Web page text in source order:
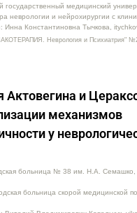
государственный медицинский
неврологии и нейрохирургии c
Инна Константиновна Тычкова,
Неврология и Психиатрия" №2
Актовегина и
механизмов
у
больница № 38 им. Н.А. Семашко,
больница скорой медицинской